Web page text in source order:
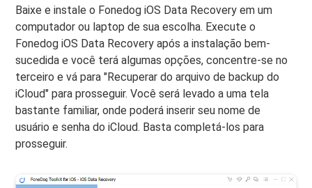
Baixe e instale o Fonedog iOS Data Recovery em um
computador ou laptop de sua escolha. Execute o
Fonedog iOS Data Recovery após a instalação bem-
sucedida e você terá algumas opções, concentre-se no
terceiro e vá para "Recuperar do arquivo de backup do
iCloud" para prosseguir. Você será levado a uma tela
bastante familiar, onde poderá inserir seu nome de
usuário e senha do iCloud. Basta completá-los para
prosseguir.